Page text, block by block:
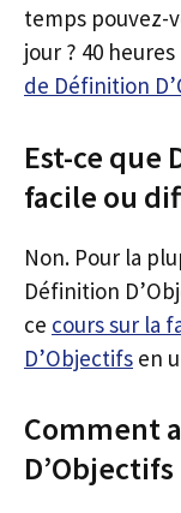
temps pouvez-
jour ? 40
de Définition
Est-ce que
facile ou
Non. Pour la
Définition
ce cours sur la
D’Objectifs en
Comment